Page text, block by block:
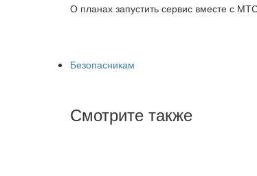
О планах запустить сервис вместе с
Безопасникам
Смотрите также